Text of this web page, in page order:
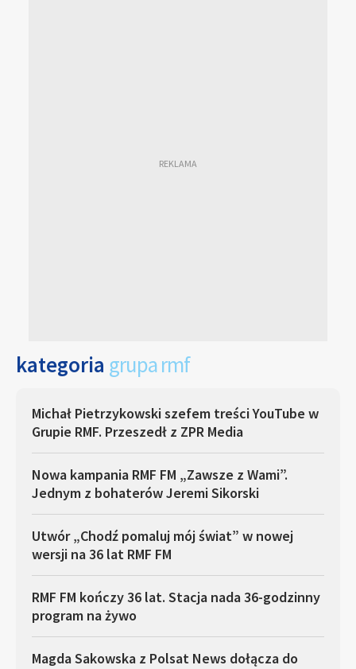
kategoria grupa rmf
Michał Pietrzykowski szefem treści YouTube w
Grupie RMF. Przeszedł z ZPR Media
Nowa kampania RMF FM „Zawsze z Wami”.
Jednym z bohaterów Jeremi Sikorski
Utwór „Chodź pomaluj mój świat” w nowej
wersji na 36 lat RMF FM
RMF FM kończy 36 lat. Stacja nada 36-godzinny
program na żywo
Magda Sakowska z Polsat News dołącza do